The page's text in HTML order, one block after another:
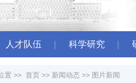
人才队伍 科学研究
置 >> 首页>> 新闻动态>> 图片新闻